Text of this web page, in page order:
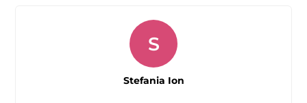
S
Stefania Ion